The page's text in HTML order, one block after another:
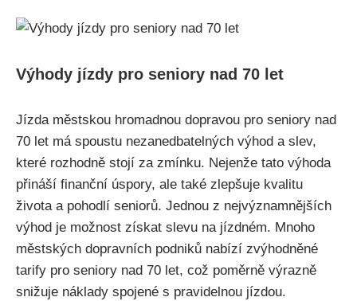
Výhody jízdy pro seniory ⁤nad 70 let
Jízda městskou hromadnou dopravou⁣ pro seniory nad
70⁤ let má spoustu​ nezanedbatelných výhod a slev,
které rozhodně stojí ​za zmínku. Nejenže tato výhoda
přináší‌ finanční úspory, ale také zlepšuje kvalitu
života a pohodlí seniorů. Jednou z nejvýznamnějších
výhod⁤ je možnost získat slevu na jízdném. Mnoho
městských dopravních podniků ⁢nabízí zvýhodněné
tarify pro seniory nad⁤ 70 ⁣let, ‌což poměrně výrazně
snižuje náklady spojené s pravidelnou jízdou.